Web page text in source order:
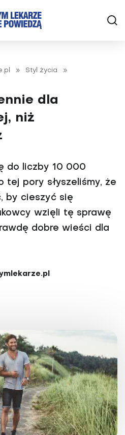
» Styl życia
»
dla
niż
do liczby 10 000
tej pory słyszeliśmy, że
by cieszyć się
wzięli tę sprawę
dobre wieści dla